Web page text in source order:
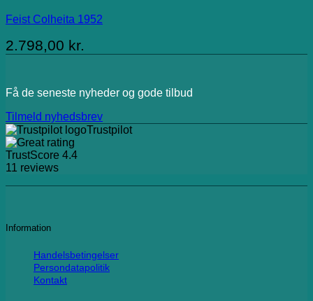
Feist Colheita 1952
2.798,00 kr.
Få de seneste nyheder og gode tilbud
Tilmeld nyhedsbrev
Trustpilot
TrustScore 4.4
11 reviews
Information
Handelsbetingelser
Persondatapolitik
Kontakt